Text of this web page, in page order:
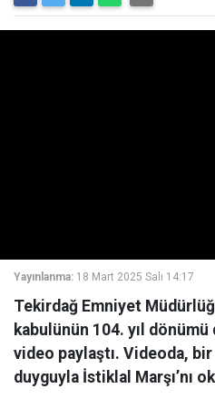
Yayınlanma: 18 Mart 2025 Salı 14:17
Tekirdağ Emniyet
kabulünün 104. yıl dönümü
video paylaştı. Videoda,
duyguyla İstiklal Marşı’nı